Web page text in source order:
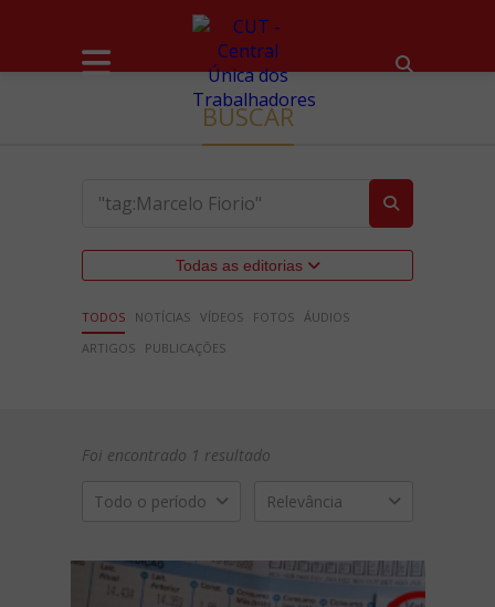
BUSCAR
Todas as editorias
TODOS NOTÍCIAS VÍDEOS FOTOS ÁUDIOS
ARTIGOS
PUBLICAÇÕES
Foi encontrado 1 resultado
Todo o período Relevância